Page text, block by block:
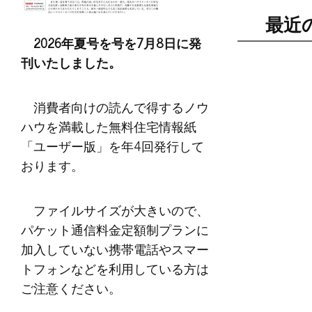
最近
2026年夏号を号を7月8日に発
刊いたしました。
消費者向けの読んで得するノウ
ハウを満載した無料住宅情報紙
「ユーザー版」を年4回発行して
おります。
ファイルサイズが大きいので、
パケット通信料金定額制プランに
加入していない携帯電話やスマー
トフォンなどを利用している方は
ご注意ください。